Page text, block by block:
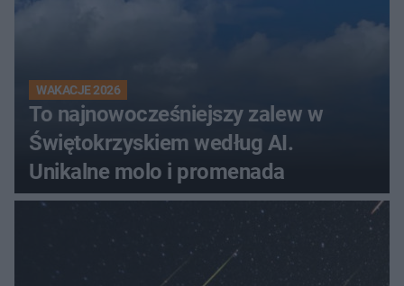
WAKACJE 2026
To najnowocześniejszy zalew w
Świętokrzyskiem według AI.
Unikalne molo i promenada